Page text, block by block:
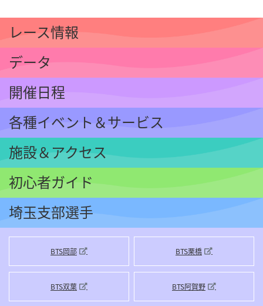
レース情報
データ
開催日程
各種イベント ＆サービス
施設＆アクセス
初心者ガイド
埼玉支部選手
BTS岡部 BTS栗橋
BTS双葉 BTS阿賀野